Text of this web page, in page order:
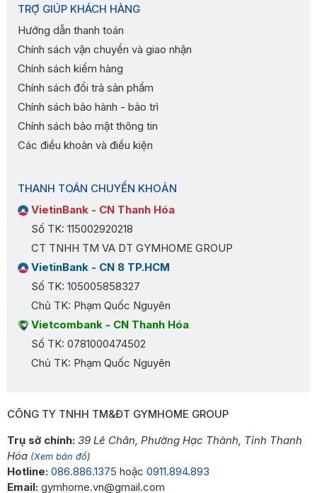
TRỢ GIÚP KHÁCH HÀNG
Hướng dẫn thanh toán
Chính sách vận chuyển và giao nhận
Chính sách kiểm hàng
Chính sách đổi trả sản phẩm
Chính sách bảo hành - bảo trì
Chính sách bảo mật thông tin
Các điều khoản và điều kiện
THANH TOÁN CHUYỂN KHOẢN
VietinBank - CN Thanh Hóa
Số TK: 115002920218
CT TNHH TM VA DT GYMHOME GROUP
VietinBank - CN 8 TP.HCM
Số TK: 105005858327
Chủ TK: Phạm Quốc Nguyên
Vietcombank - CN Thanh Hóa
Số TK: 0781000474502
Chủ TK: Phạm Quốc Nguyên
CÔNG TY TNHH TM&ĐT GYMHOME GROUP
Trụ sở chính: 39 Lê Chân, Phường Hạc Thành, Tỉnh Thanh
Hóa (Xem bản đồ)
Hotline: 086.886.1375 hoặc 0911.894.893
Email: gymhome.vn@gmail.com